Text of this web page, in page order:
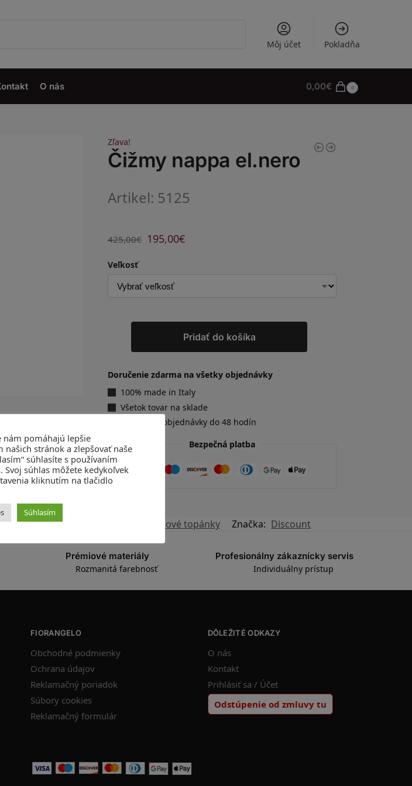
Môj účet Pokladňa
O nás 0,00€ 0
Zľava!
Čižmy nappa el.nero
Artikel: 5125
425,00€ 195,00€
Veľkosť
Pridať do košíka
Doručenie zdarma na všetky objednávky
100% made in Italy
Všetok tovar na sklade
Vybavenie objednávky do 48 hodín
Bezpečná platba
,Zľavnené produkty Čižmy a členkové topánky Značka: Discount
Prémiové materiály
Rozmanitá farebnosť
Profesionálny zákaznícky servis
Individuálny prístup
FIORANGELO
Obchodné podmienky
Ochrana údajov
Reklamačný poriadok
Súbory cookies
Reklamačný formulár
DÔLEŽITÉ ODKAZY
O nás
Kontakt
Prihlásiť sa / Účet
Odstúpenie od zmluvy tu
nám pomáhajú lepšie
stránok a zlepšovať naše
súhlasíte s používaním
Svoj súhlas môžete kedykoľvek
kliknutím na tlačidlo
Súhlasím